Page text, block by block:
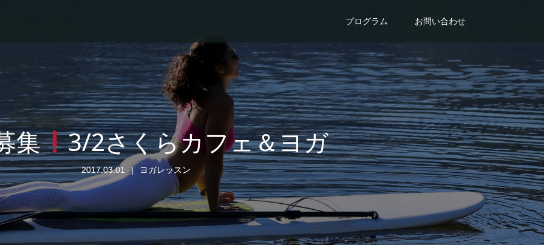
プログラム お問い合わせ
集 3/2さくらカフェ＆ヨガ
2017.03.01 ヨガレッスン